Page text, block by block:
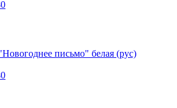
письмо" белая (рус)